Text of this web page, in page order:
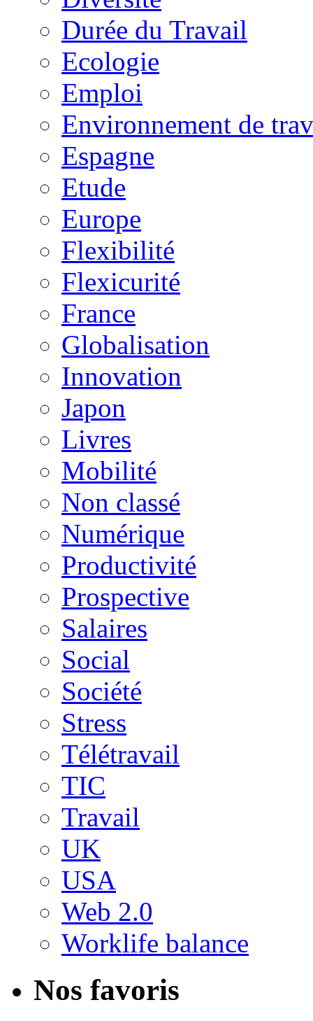
Durée du Travail
Ecologie
Emploi
Environnement de
Espagne
Etude
Europe
Flexibilité
Flexicurité
France
Globalisation
Innovation
Japon
Livres
Mobilité
Non classé
Numérique
Productivité
Prospective
Salaires
Social
Société
Stress
Télétravail
TIC
Travail
UK
USA
Web 2.0
Worklife balance
Nos favoris